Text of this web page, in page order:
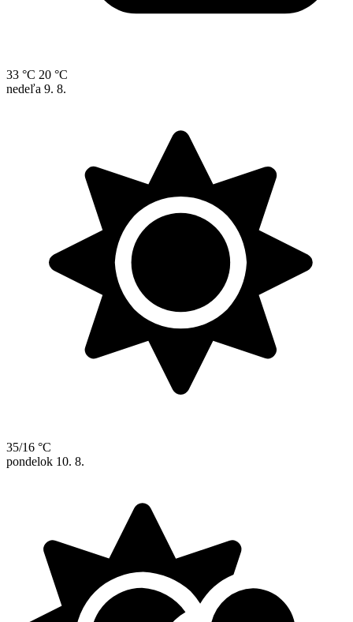
33 °C 20 °C
nedeľa 9. 8.
35/16 °C
pondelok 10. 8.